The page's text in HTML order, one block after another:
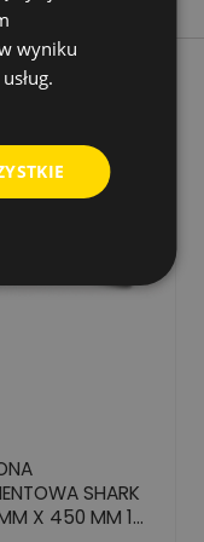
KATEGORII:
SHARK
X 450 MM 1
wyniku